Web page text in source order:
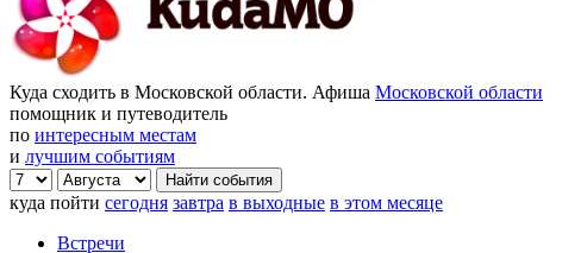
Куда сходить в Московской области. Афиша Московской области
помощник и путеводитель
по интересным местам
и лучшим событиям
куда пойти сегодня завтра в выходные в этом месяце
Встречи